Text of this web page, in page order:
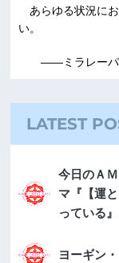
あらゆる状況に
い。
――ミラレーパ
LATEST
今日のＡ
マ『【運
っている』
ヨーギン